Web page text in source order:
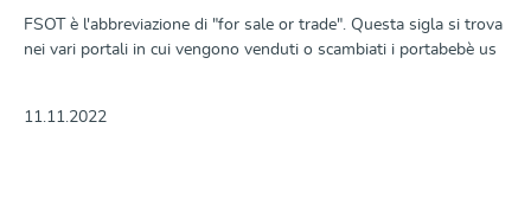
FSOT è l'abbreviazione di "for sale or trade". Questa sigla si trova
nei vari portali in cui vengono venduti o scambiati i portabebè us
11.11.2022